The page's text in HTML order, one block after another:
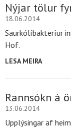
Nýjar tölur
18.06.2014
Saurkólíbakteríur
Hof.
LESA MEIRA
Rannsókn á
13.06.2014
Upplýsingar af